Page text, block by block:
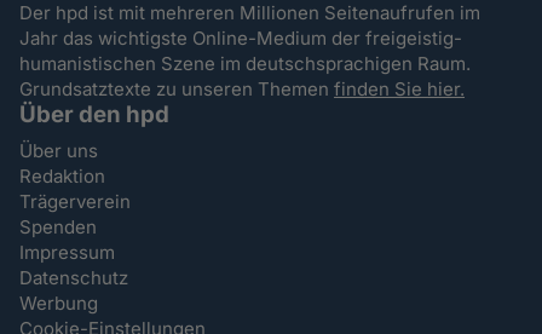
Der hpd ist mit mehreren Millionen Seitenaufrufen im
Jahr das wichtigste Online-Medium der freigeistig-
humanistischen Szene im deutschsprachigen Raum.
Grundsatztexte zu unseren Themenfinden Sie hier.
Über den hpd
Über uns
Redaktion
Trägerverein
Spenden
Impressum
Datenschutz
Werbung
Cookie-Einstellungen